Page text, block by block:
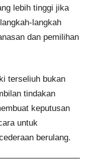
lebih tinggi jika
langkah
dan pemilihan
terseliuh bukan
tindakan
keputusan
untuk
berulang.